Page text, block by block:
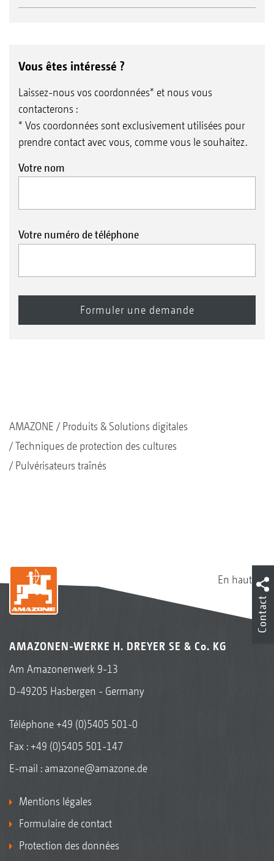
Vous êtes intéressé ?
Laissez-nous vos coordonnées* et nous vous
contacterons :
* Vos coordonnées sont exclusivement utilisées pour
prendre contact avec vous, comme vous le souhaitez.
Votre nom
Votre numéro de téléphone
AMAZONE
Produits & Solutions digitales
Techniques de protection des cultures
Pulvérisateurs traînés
En haut
AMAZONEN-WERKE H. DREYER SE & Co. KG
Am Amazonenwerk 9-13
D-49205 Hasbergen - Germany
Téléphone+49 (0)5405 501-0
Fax : +49 (0)5405 501-147
E-mail : amazone@amazone.de
Mentions légales
Formulaire de contact
Protection des données
Contact